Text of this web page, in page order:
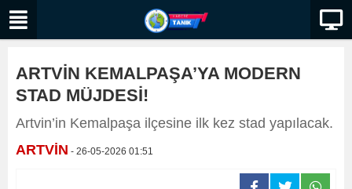
ARTVİN KEMALPAŞA’YA MODERN
STAD MÜJDESİ!
Artvin’in Kemalpaşa ilçesine ilk kez stad yapılacak.
ARTVİN - 26-05-2026 01:51